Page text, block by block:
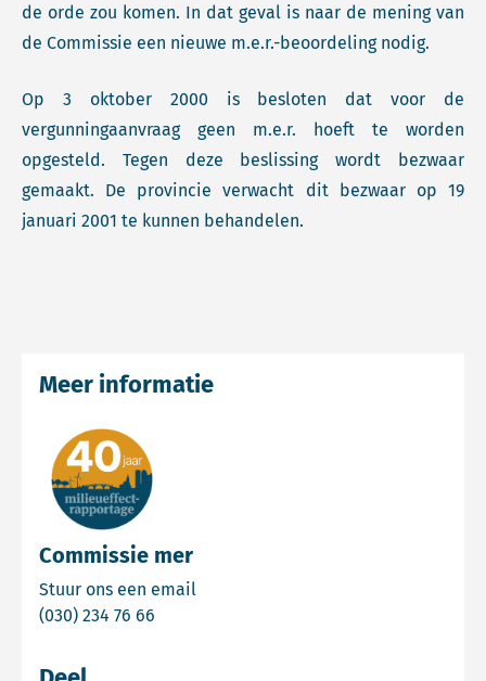
de orde zou komen. In dat geval is naar de mening van
de Commissie een nieuwe m.e.r.-beoordeling nodig.
Op 3 oktober 2000 is besloten dat voor de
vergunningaanvraag geen m.e.r. hoeft te worden
opgesteld. Tegen deze beslissing wordt bezwaar
gemaakt. De provincie verwacht dit bezwaar op 19
januari 2001 te kunnen behandelen.
Commissie mer
Stuur ons een email
(030) 234 76 66
Meer informatie